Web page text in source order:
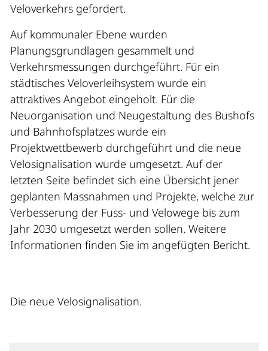
Veloverkehrs gefordert.
Auf kommunaler Ebene wurden
Planungsgrundlagen gesammelt und
Verkehrsmessungen durchgeführt. Für ein
städtisches Veloverleihsystem wurde ein
attraktives Angebot eingeholt. Für die
Neuorganisation und Neugestaltung des Bushofs
und Bahnhofsplatzes wurde ein
Projektwettbewerb durchgeführt und die neue
Velosignalisation wurde umgesetzt. Auf der
letzten Seite befindet sich eine Übersicht jener
geplanten Massnahmen und Projekte, welche zur
Verbesserung der Fuss- und Velowege bis zum
Jahr 2030 umgesetzt werden sollen. Weitere
Informationen finden Sie im angefügten Bericht.
Die neue Velosignalisation.